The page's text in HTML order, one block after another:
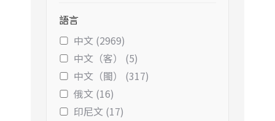
語言
中文 (2969)
中文（客） (5)
中文（閩） (317)
俄文 (16)
印尼文 (17)